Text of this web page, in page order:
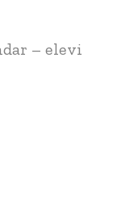
– elevi